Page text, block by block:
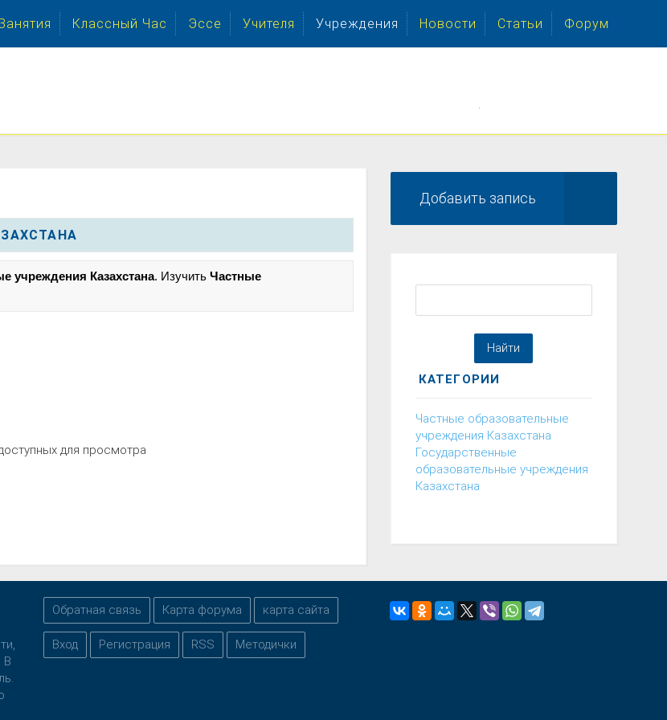
Классный Час Эссе Учителя Учреждения Новости Статьи Форум
учреждения Казахстана. Изучить Частные
для просмотра
Добавить запись
КАТЕГОРИИ
Частные образовательные
учреждения Казахстана
Государственные
образовательные учреждения
Казахстана
.
В
Обратная связь Карта форума карта сайта
Вход Регистрация RSS Методички